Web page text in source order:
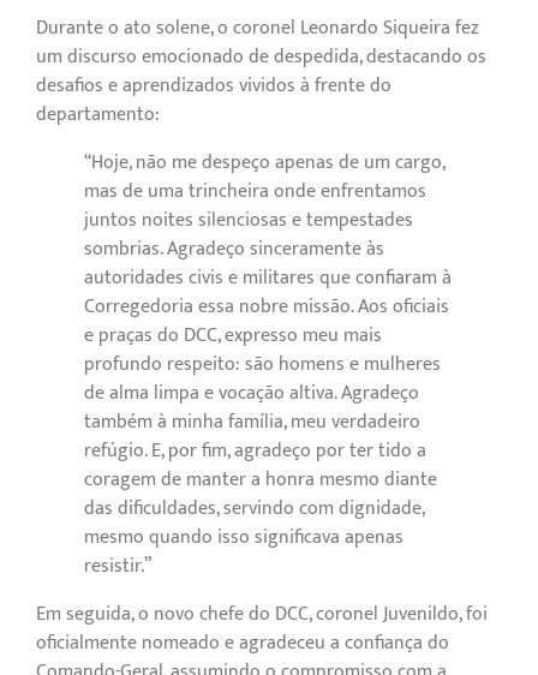
Durante o ato solene, o coronel Leonardo Siqueira fez
um discurso emocionado de despedida, destacando os
desafios e aprendizados vividos à frente do
departamento:
“Hoje, não me despeço apenas de um cargo,
mas de uma trincheira onde enfrentamos
juntos noites silenciosas e tempestades
sombrias. Agradeço sinceramente às
autoridades civis e militares que confiaram à
Corregedoria essa nobre missão. Aos oficiais
e praças do DCC, expresso meu mais
profundo respeito: são homens e mulheres
de alma limpa e vocação altiva. Agradeço
também à minha família, meu verdadeiro
refúgio. E, por fim, agradeço por ter tido a
coragem de manter a honra mesmo diante
das dificuldades, servindo com dignidade,
mesmo quando isso significava apenas
resistir.”
Em seguida, o novo chefe do DCC, coronel Juvenildo, foi
oficialmente nomeado e agradeceu a confiança do